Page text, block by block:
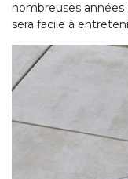
nombreuses
sera facile à